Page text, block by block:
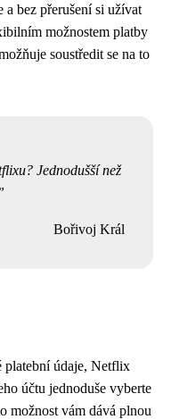
bez přerušení si užívat
možnostem platby
soustředit se na to
Jednodušší než
Bořivoj Král
platební údaje, Netflix
účtu jednoduše vyberte
možnost vám dává plnou